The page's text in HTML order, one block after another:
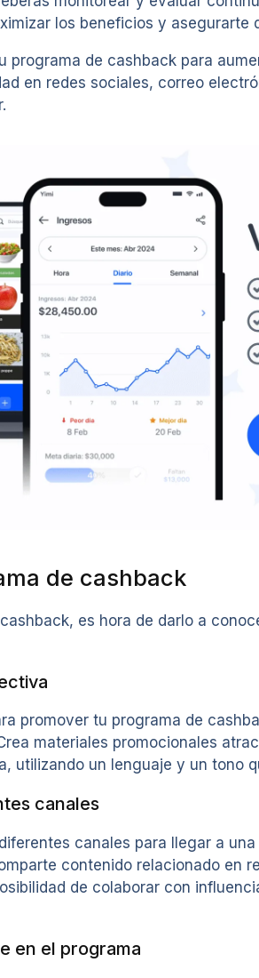
los beneficios y
programa de cashback para
en redes sociales, correo
de cashback
es hora de darlo a
promover tu programa de
materiales promocionales
utilizando un lenguaje y un tono
canales
canales para llegar a
contenido relacionado en
de colaborar con
en el programa